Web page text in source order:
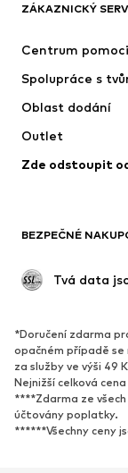
Nové
Bundy
Spodní prádlo
Kabáty
Plavky
Upcyklace
Nové
Tenisky
Lodičky & boty na
Sandály
ZÁKAZNICKÝ
Centrum
Spolupráce s
Oblast dodání
Outlet
Zde odstoupit
BEZPEČNÉ
Tvá data
*Doručení zdarma
opačném případě
za služby ve výši 49
Nejnižší celková
****Zdarma ze
účtovány poplatky.
******Všechny ceny